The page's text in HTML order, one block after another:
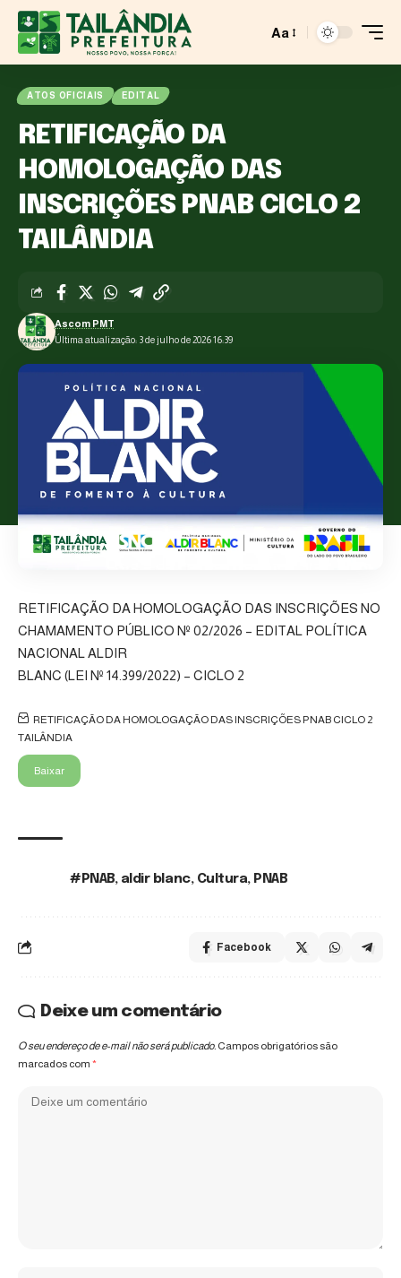
Aa
ATOS OFICIAIS EDITAL
RETIFICAÇÃO DA
HOMOLOGAÇÃO DAS
INSCRIÇÕES PNAB CICLO 2
TAILÂNDIA
Última atualização: 3 de julho de 2026 16:39
Ascom PMT
RETIFICAÇÃO DA HOMOLOGAÇÃO DAS INSCRIÇÕES NO
CHAMAMENTO PÚBLICO Nº 02/2026 – EDITAL POLÍTICA
NACIONAL ALDIR
BLANC (LEI Nº 14.399/2022) – CICLO 2
RETIFICAÇÃO DA HOMOLOGAÇÃO DAS INSCRIÇÕES PNAB CICLO 2
TAILÂNDIA
Baixar
#PNAB, aldir blanc, Cultura, PNAB
Facebook
Deixe um comentário
O seu endereço de e-mail não será publicado. Campos obrigatórios são
marcados com *